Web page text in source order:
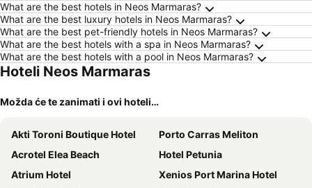
What are the best hotels in Neos Marmaras?
What are the best luxury hotels in Neos Marmaras?
What are the best pet-friendly hotels in Neos Marmaras?
What are the best hotels with a spa in Neos Marmaras?
What are the best hotels with a pool in Neos Marmaras?
Hoteli Neos Marmaras
Možda će te zanimati i ovi hoteli…
Akti Toroni Boutique Hotel
Porto Carras Meliton
Acrotel Elea Beach
Hotel Petunia
Atrium Hotel
Xenios Port Marina Hotel